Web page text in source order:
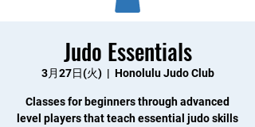
Judo Essentials
3月27日(火)
  |
Honolulu Judo Club
Classes for beginners through advanced
level players that teach essential judo skills